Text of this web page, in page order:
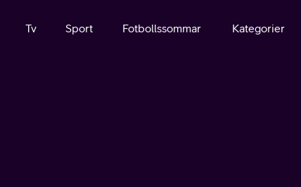
Tv Sport Fotbollssommar Kategorier